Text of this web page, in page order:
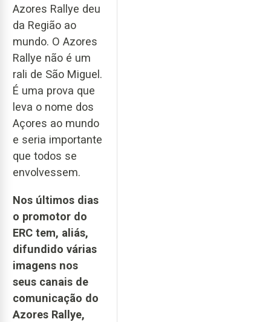
Azores Rallye deu
da Região ao
mundo. O Azores
Rallye não é um
rali de São Miguel.
É uma prova que
leva o nome dos
Açores ao mundo
e seria importante
que todos se
envolvessem.
Nos últimos dias
o promotor do
ERC tem, aliás,
difundido várias
imagens nos
seus canais de
comunicação do
Azores Rallye,